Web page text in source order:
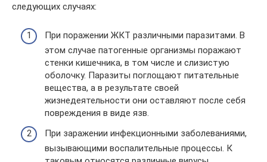
следующих случаях:
При поражении ЖКТ различными паразитами. В
этом случае патогенные организмы поражают
стенки кишечника, в том числе и слизистую
оболочку. Паразиты поглощают питательные
вещества, а в результате своей
жизнедеятельности они оставляют после себя
повреждения в виде язв.
При заражении инфекционными заболеваниями,
вызывающими воспалительные процессы. К